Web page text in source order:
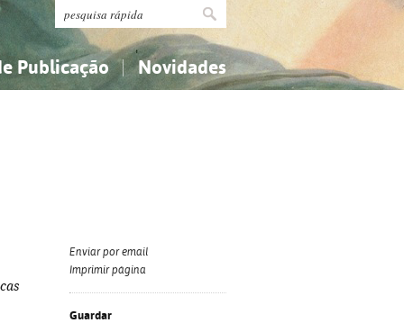
Publicação Novidades
Enviar por email
Imprimir página
Guardar